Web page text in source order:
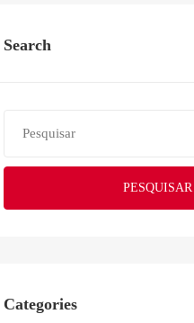
Search
PESQUISAR
Categories